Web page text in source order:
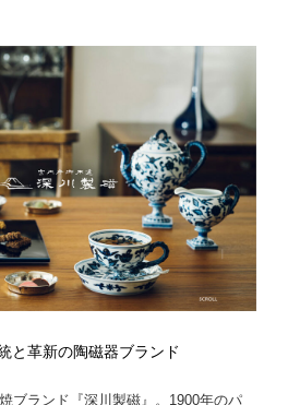
踊・歌舞伎・茶道・華道・書
配信・放送・TV・ラジオ
配信・放送・TV・ラジオ
・舞台・演劇・ミュージカ
・舞台・演劇・ミュージカ
152
ント・モデル・芸能事務所
ント・モデル・芸能事務所
ワークショップ・コンペティ
ワークショップ・コンペティ
22
術展・博物館・ギャラリー
と革新の陶磁器ブランド
ブランド『深川製磁』。1900年のパ